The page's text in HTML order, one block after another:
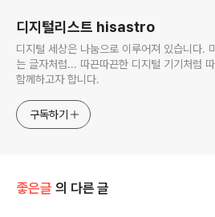
디지털리스트 hisastro
디지털 세상은 나눔으로 이루어져 있습니다.
는 글자처럼... 따끈따끈한 디지털 기기처럼
함께하고자 합니다.
구독하기
좋은글 의 다른 글